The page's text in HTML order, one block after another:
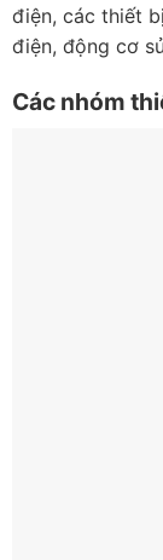
điện, các thiết
điện, động cơ
Các nhóm